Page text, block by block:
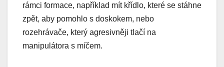
rámci formace, například mít křídlo, které se stáhne
zpět, aby pomohlo s doskokem, nebo
rozehrávače, který agresivněji tlačí na
manipulátora s míčem.